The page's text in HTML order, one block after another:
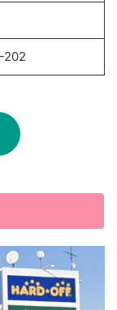
202